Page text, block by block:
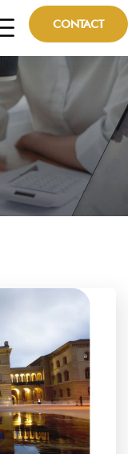
CONTACT